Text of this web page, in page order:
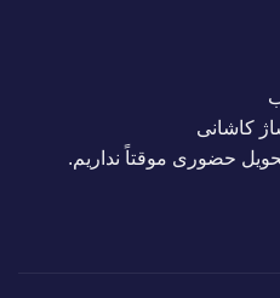
کاشانی
حضوری موقتاً نداریم.